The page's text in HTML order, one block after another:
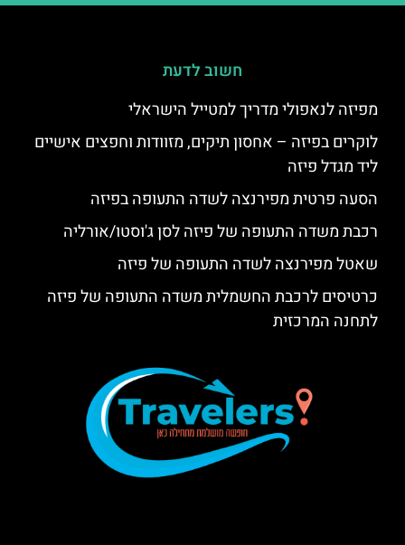
חשוב לדעת
מפיזה לנאפולי מדריך למטייל הישראלי
לוקרים בפיזה – אחסון תיקים, מזוודות וחפצים אישיים
ליד מגדל פיזה
הסעה פרטית מפירנצה לשדה התעופה בפיזה
רכבת משדה התעופה של פיזה לסן ג'וסטו/אורליה
שאטל מפירנצה לשדה התעופה של פיזה
כרטיסים לרכבת החשמלית משדה התעופה של פיזה
לתחנה המרכזית